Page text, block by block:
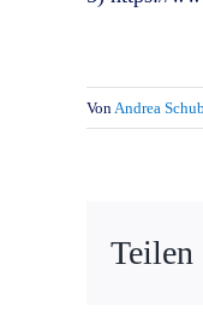
VonAndrea
Teilen